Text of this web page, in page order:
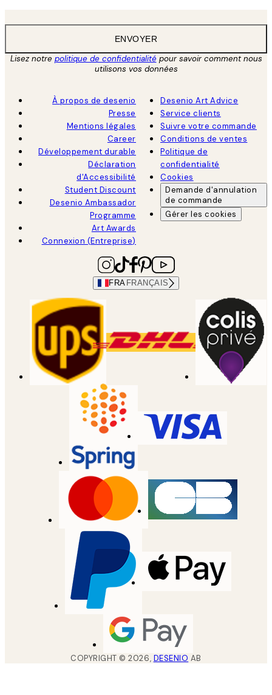
ENVOYER
Lisez notre politique de confidentialitépour savoir comment nous
utilisons vos données
À propos de desenio
Presse
Mentions légales
Career
Développement durable
Déclaration
d'Accessibilité
Student Discount
Desenio Ambassador
Programme
Art Awards
Connexion (Entreprise)
Desenio Art Advice
Service clients
Suivre votre commande
Conditions de ventes
Politique de
confidentialité
Cookies
Demande d'annulation
de commande
Gérer les cookies
FRA FRANÇAIS
COPYRIGHT ©2026, DESENIO AB